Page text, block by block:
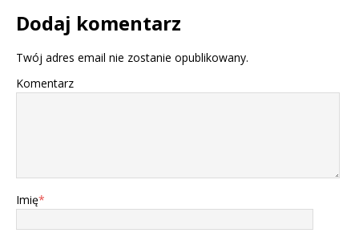
Dodaj komentarz
Twój adres email nie zostanie opublikowany.
Komentarz
Imię*